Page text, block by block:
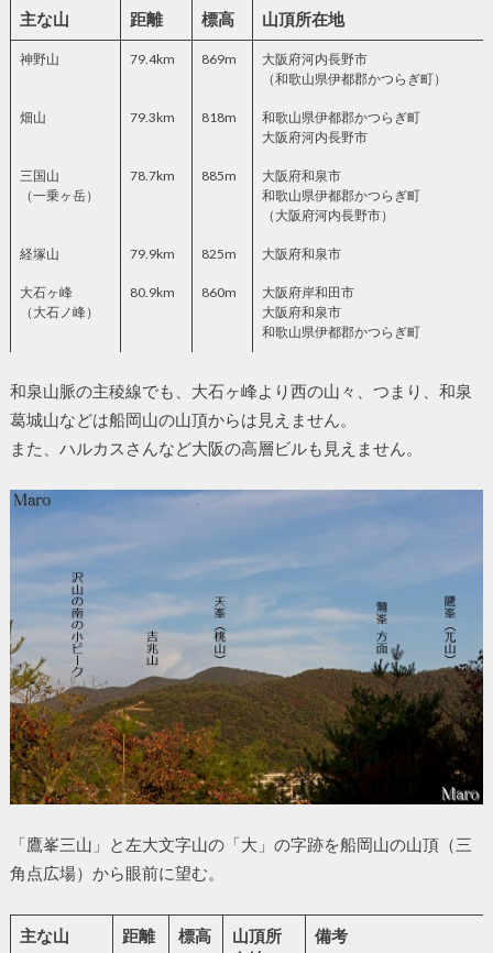
主な山 距離 標高 山頂所在地
神野山 79.4km 869m
大阪府河内長野市
（和歌山県伊都郡かつらぎ町）
畑山 79.3km 818m
和歌山県伊都郡かつらぎ町
大阪府河内長野市
三国山
（一乗ヶ岳）
78.7km 885m
大阪府和泉市
和歌山県伊都郡かつらぎ町
（大阪府河内長野市）
経塚山 79.9km 825m 大阪府和泉市
大石ヶ峰
（大石ノ峰）
80.9km 860m
大阪府岸和田市
大阪府和泉市
和歌山県伊都郡かつらぎ町
和泉山脈の主稜線でも、大石ヶ峰より西の山々、つまり、和泉
葛城山などは船岡山の山頂からは見えません。
また、ハルカスさんなど大阪の高層ビルも見えません。
「鷹峯三山」と左大文字山の「大」の字跡を船岡山の山頂（三
角点広場）から眼前に望む。
主な山 距離 標高
山頂所
備考